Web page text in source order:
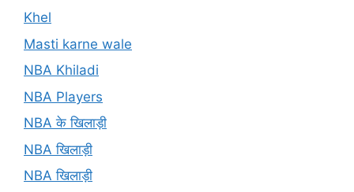
Khel
Masti karne wale
NBA Khiladi
NBA Players
NBA के खिलाड़ी
NBA खिलाड़ी
NBA खिलाड़ी